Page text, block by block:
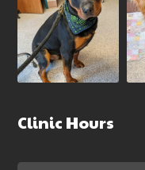
Clinic Hours